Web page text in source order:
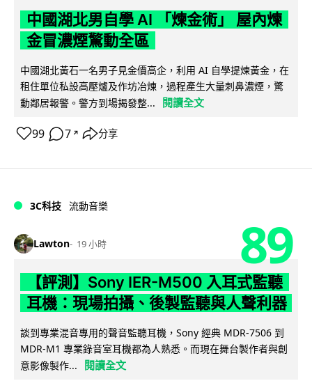
中國湖北男自學 AI 「煉金術」 屋內煉
金冒濃煙驚動全區
中國湖北黃石一名男子見金價高企，利用 AI 自學提煉黃金，在
租住單位私設高壓爐及作坊冶煉，過程產生大量刺鼻濃煙，驚
動鄰居報警。警方到場揭發整...
閱讀全文
99 7 ↗ 分享
3C科技 流動音樂
Lawton 19 小時 89
【評測】Sony IER-M500 入耳式監聽
耳機：現場拍攝、後製監聽與人聲利器
談到專業混音專用的聲音監聽耳機，Sony 經典 MDR-7506 到
MDR-M1 專業錄音室耳機都為人熟悉。而現在舞台製作者與創
意影像製作...
閱讀全文